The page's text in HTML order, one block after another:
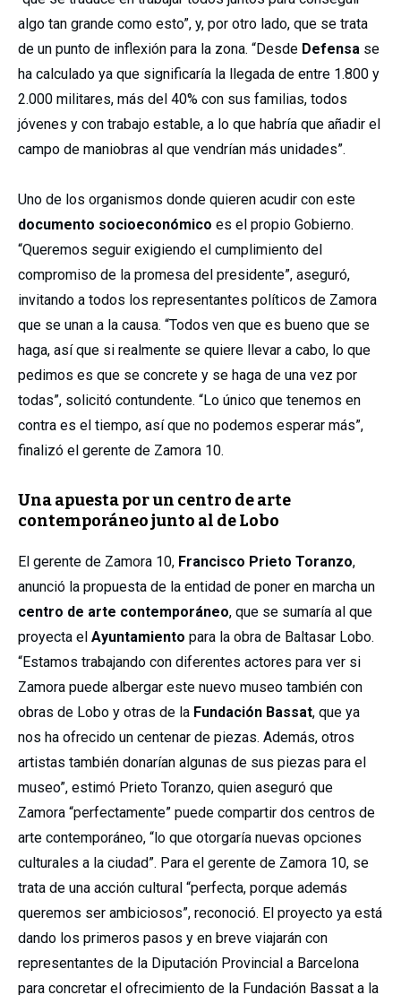
algo tan grande como esto”, y, por otro lado, que se trata
de un punto de inflexión para la zona. “Desde Defensa se
ha calculado ya que significaría la llegada de entre 1.800 y
2.000 militares, más del 40% con sus familias, todos
jóvenes y con trabajo estable, a lo que habría que añadir el
campo de maniobras al que vendrían más unidades”.
Uno de los organismos donde quieren acudir con este
documento socioeconómico es el propio Gobierno.
“Queremos seguir exigiendo el cumplimiento del
compromiso de la promesa del presidente”, aseguró,
invitando a todos los representantes políticos de Zamora
que se unan a la causa. “Todos ven que es bueno que se
haga, así que si realmente se quiere llevar a cabo, lo que
pedimos es que se concrete y se haga de una vez por
todas”, solicitó contundente. “Lo único que tenemos en
contra es el tiempo, así que no podemos esperar más”,
finalizó el gerente de Zamora 10.
Una apuesta por un centro de arte
contemporáneo junto al de Lobo
El gerente de Zamora 10, Francisco Prieto Toranzo,
anunció la propuesta de la entidad de poner en marcha un
centro de arte contemporáneo, que se sumaría al que
proyecta el Ayuntamiento para la obra de Baltasar Lobo.
“Estamos trabajando con diferentes actores para ver si
Zamora puede albergar este nuevo museo también con
obras de Lobo y otras de la Fundación Bassat, que ya
nos ha ofrecido un centenar de piezas. Además, otros
artistas también donarían algunas de sus piezas para el
museo”, estimó Prieto Toranzo, quien aseguró que
Zamora “perfectamente” puede compartir dos centros de
arte contemporáneo, “lo que otorgaría nuevas opciones
culturales a la ciudad”. Para el gerente de Zamora 10, se
trata de una acción cultural “perfecta, porque además
queremos ser ambiciosos”, reconoció. El proyecto ya está
dando los primeros pasos y en breve viajarán con
representantes de la Diputación Provincial a Barcelona
para concretar el ofrecimiento de la Fundación Bassat a la